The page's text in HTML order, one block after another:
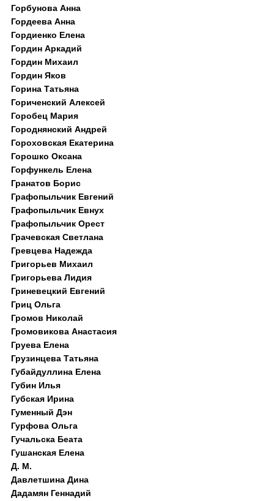
Горбунова Анна
Гордеева Анна
Гордиенко Елена
Гордин Аркадий
Гордин Михаил
Гордин Яков
Горина Татьяна
Гориченский Алексей
Горобец Мария
Городнянский Андрей
Гороховская Екатерина
Горошко Оксана
Горфункель Елена
Гранатов Борис
Графопыльчик Евгений
Графопыльчик Евнух
Графопыльчик Орест
Грачевская Светлана
Гревцева Надежда
Григорьев Михаил
Григорьева Лидия
Гриневецкий Евгений
Гриц Ольга
Громов Николай
Громовикова Анастасия
Груева Елена
Грузинцева Татьяна
Губайдуллина Елена
Губин Илья
Губская Ирина
Гуменный Дэн
Гурфова Ольга
Гучальска Беата
Гушанская Елена
Д. M.
Давлетшина Дина
Дадамян Геннадий